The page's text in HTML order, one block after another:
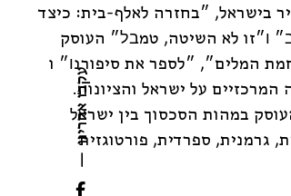
עקבו אחרינו
בישראל, ״בחזרה לאלף-בית: כיצד
ו״זו לא השיטה, טמבל״ העוסק
המלים״, ״לספר את סיפורנו״ ו
המרכזיים על ישראל והציונות.
במהות הסכסוך בין ישראל
גרמנית, ספרדית, פורטוגזית